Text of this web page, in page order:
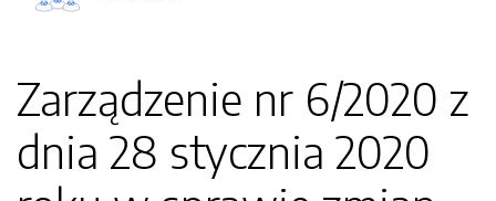
Zarządzenie nr 6/2020 z
dnia 28 stycznia 2020